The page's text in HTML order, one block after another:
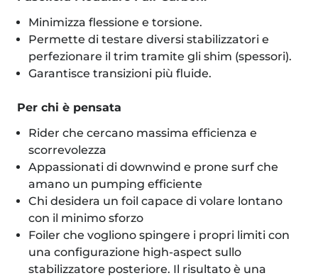
Minimizza flessione e torsione.
Permette di testare diversi stabilizzatori e
perfezionare il trim tramite gli shim (spessori).
Garantisce transizioni più fluide.
Per chi è pensata
Rider che cercano massima efficienza e
scorrevolezza
Appassionati di downwind e prone surf che
amano un pumping efficiente
Chi desidera un foil capace di volare lontano
con il minimo sforzo
Foiler che vogliono spingere i propri limiti con
una configurazione high-aspect sullo
stabilizzatore posteriore. Il risultato è una